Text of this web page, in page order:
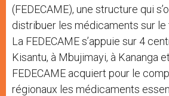
(FEDECAME), une structure qui
distribuer les médicaments sur le
La FEDECAME s’appuie sur 4
Kisantu, à Mbujimayi, à Kananga
FEDECAME acquiert pour le
régionaux les médicaments